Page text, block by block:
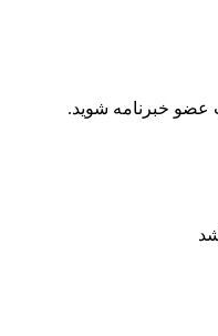
عضو خبرنامه شوید.